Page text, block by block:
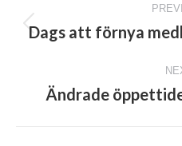
navigation
Dags att förnya
Ändrade